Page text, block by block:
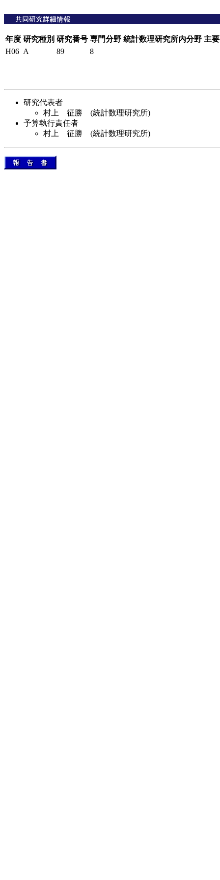
年度 研究種別 研究番号 専門分野 統計数理研究所内分野 主
H06 A 89 8
研究代表者
村上 征勝 (統計数理研究所)
予算執行責任者
村上 征勝 (統計数理研究所)